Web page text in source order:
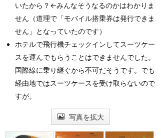
いたから？←みんなそうなるのかはわかりま
せん（道理で「モバイル搭乗券は発行できま
せん」となっていたのです）
ホテルで飛行機チェックインしてスーツケー
スを運んでもらうことはできませんでした。
国際線に乗り継ぐから不可だそうです。でも
経由地ではスーツケースを受け取らないので
すが。
写真を拡大